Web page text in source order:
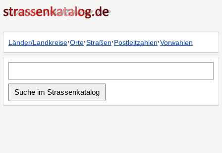
Länder/Landkreise·Orte·Straßen·Postleitzahlen·Vorwahlen